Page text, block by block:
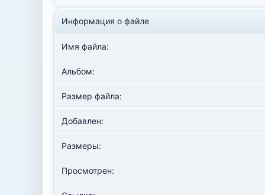
Информация о файле
Имя файла:
Альбом:
Размер файла:
Добавлен:
Размеры:
Просмотрен: